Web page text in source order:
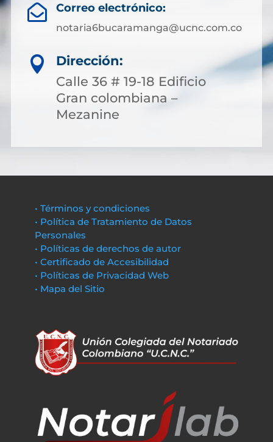
 Correo electrónico:
notaria6bucaramanga@ucnc.com.co

Dirección:
Calle 36 # 19-18 Edificio
Gran colombiana –
Mezanine
• Términos y condiciones
• Política de Tratamiento de Datos
Personales
• Políticas de derechos de autor
• Certificado de Accesibilidad
• Políticas de Privacidad Web
• Mapa del Sitio